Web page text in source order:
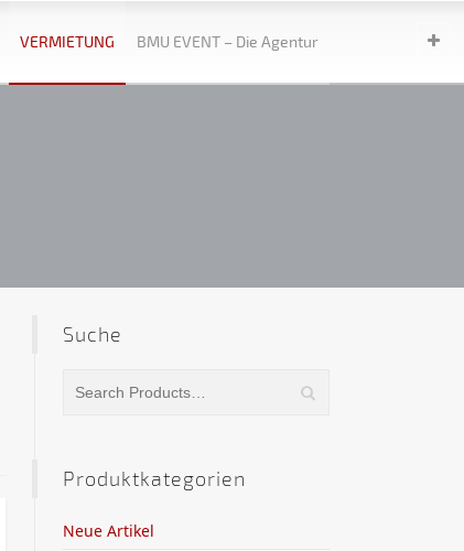
VERMIETUNG BMU EVENT – Die Agentur
Suche
Produktkategorien
Neue Artikel